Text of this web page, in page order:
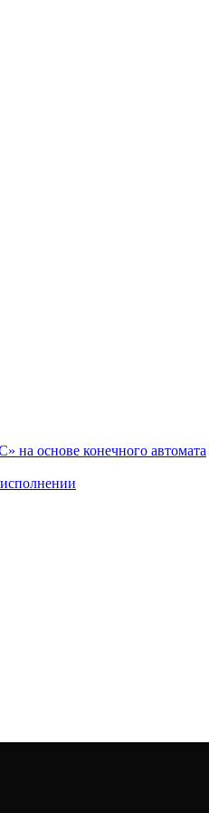
на основе конечного автомата